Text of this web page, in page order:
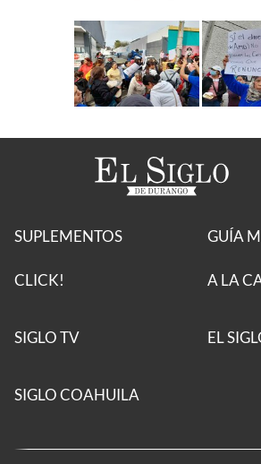
SUPLEMENTOS
CLICK!
GUÍA
A LA
SIGLO TV EL
SIGLO COAHUILA